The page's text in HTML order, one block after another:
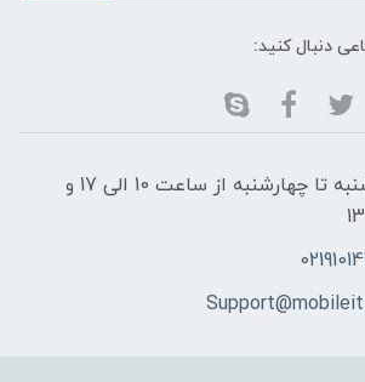
دنبال کنید:
زمان پاسخگویی از شنبه تا چهارشنبه از ساعت 10 الی 17 و